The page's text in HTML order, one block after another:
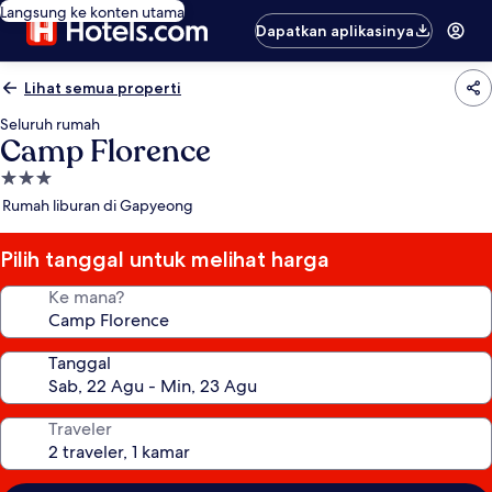
Langsung ke konten utama
Dapatkan aplikasinya
Lihat semua properti
Seluruh rumah
Camp Florence
Properti
bintang
Rumah liburan di Gapyeong
Pilih tanggal untuk melihat harga
Ke mana?
Tanggal
Traveler